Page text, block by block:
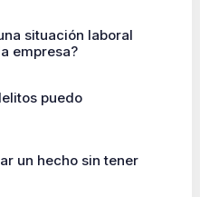
situación laboral
empresa?
puedo
un hecho sin tener